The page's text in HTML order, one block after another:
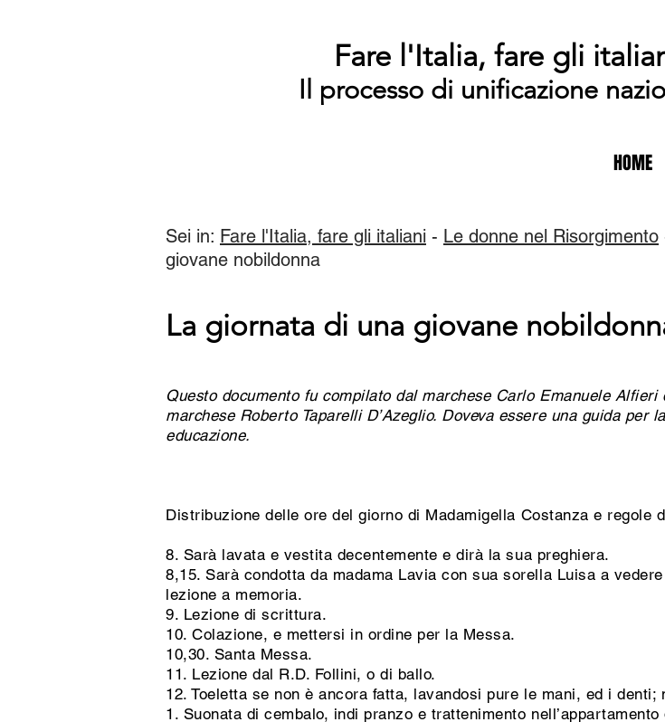
Fare l'Italia, fare gli
Il processo di unificazione
HOME
Sei in: Fare l'Italia, fare gli italiani - Le donne nel Risorgimento
giovane nobildonna
La giornata di una giovane
Questo documento fu compilato dal marchese Carlo Emanuele Alfieri
marchese Roberto Taparelli D’Azeglio. Doveva essere una guida
educazione.
Distribuzione delle ore del giorno di Madamigella Costanza e regole
8. Sarà lavata e vestita decentemente e dirà la sua preghiera.
8,15. Sarà condotta da madama Lavia con sua sorella Luisa a
lezione a memoria.
9. Lezione di scrittura.
10. Colazione, e mettersi in ordine per la Messa.
10,30. Santa Messa.
11. Lezione dal R.D. Follini, o di ballo.
12. Toeletta se non è ancora fatta, lavandosi pure le mani, ed i
1. Suonata di cembalo, indi pranzo e trattenimento